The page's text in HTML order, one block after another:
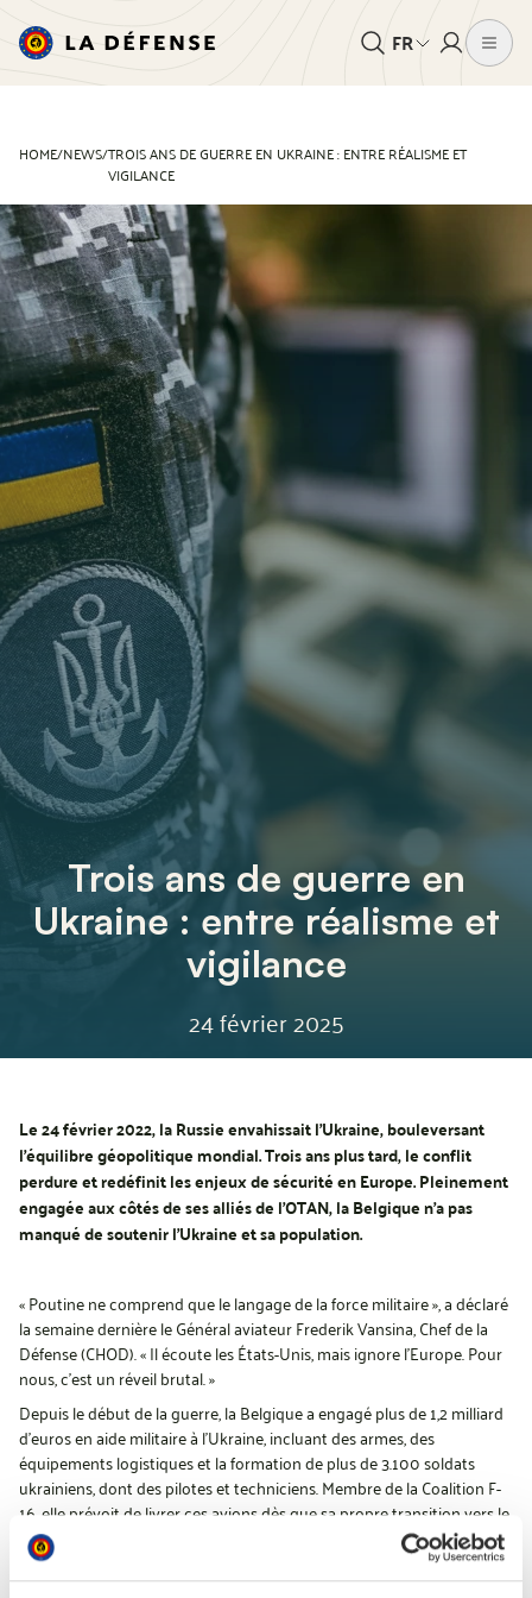
FR
HOME/NEWS/TROIS ANS DE GUERRE EN UKRAINE : ENTRE RÉALISME ET
VIGILANCE
Trois ans de guerre en
Ukraine : entre réalisme et
vigilance
24 février 2025
Le 24 février 2022, la Russie envahissait l’Ukraine, bouleversant
l’équilibre géopolitique mondial. Trois ans plus tard, le conflit
perdure et redéfinit les enjeux de sécurité en Europe. Pleinement
engagée aux côtés de ses alliés de l’OTAN, la Belgique n’a pas
manqué de soutenir l’Ukraine et sa population.
« Poutine ne comprend que le langage de la force militaire », a déclaré
la semaine dernière le Général aviateur Frederik Vansina, Chef de la
Défense (CHOD). « Il écoute les États-Unis, mais ignore l’Europe. Pour
nous, c’est un réveil brutal. »
Depuis le début de la guerre, la Belgique a engagé plus de 1,2 milliard
d’euros en aide militaire à l’Ukraine, incluant des armes, des
équipements logistiques et la formation de plus de 3.100 soldats
ukrainiens, dont des pilotes et techniciens. Membre de la Coalition F-
16, elle prévoit de livrer ces avions dès que sa propre transition vers le
F-35 le permettra.